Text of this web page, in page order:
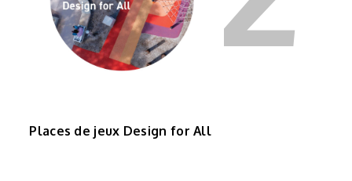
Places de jeux Design for All